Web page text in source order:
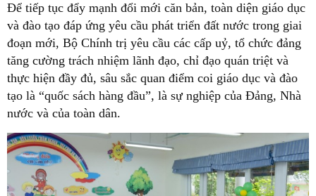
Để tiếp tục đẩy mạnh đổi mới căn bản, toàn diện giáo dục
và đào tạo đáp ứng yêu cầu phát triển đất nước trong giai
đoạn mới, Bộ Chính trị yêu cầu các cấp uỷ, tổ chức đảng
tăng cường trách nhiệm lãnh đạo, chỉ đạo quán triệt và
thực hiện đầy đủ, sâu sắc quan điểm coi giáo dục và đào
tạo là “quốc sách hàng đầu”, là sự nghiệp của Đảng, Nhà
nước và của toàn dân.